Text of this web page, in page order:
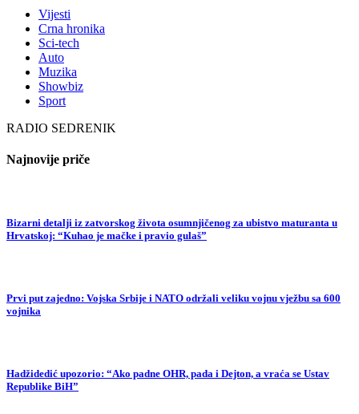
Vijesti
Crna hronika
Sci-tech
Auto
Muzika
Showbiz
Sport
RADIO SEDRENIK
Najnovije priče
Bizarni detalji iz zatvorskog života osumnjičenog za ubistvo maturanta u
Hrvatskoj: “Kuhao je mačke i pravio gulaš”
Prvi put zajedno: Vojska Srbije i NATO održali veliku vojnu vježbu sa 600
vojnika
Hadžidedić upozorio: “Ako padne OHR, pada i Dejton, a vraća se Ustav
Republike BiH”